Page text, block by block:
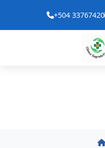
+504 33767420